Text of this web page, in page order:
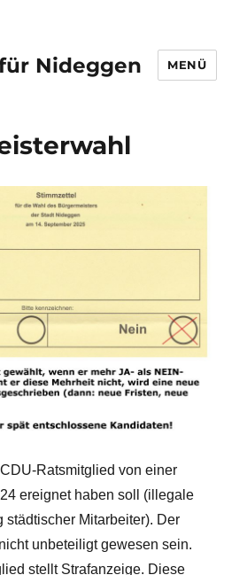
Nideggen MENÜ
Ratsmitglied von einer
ereignet haben soll (illegale
städtischer Mitarbeiter). Der
unbeteiligt gewesen sein.
stellt Strafanzeige. Diese